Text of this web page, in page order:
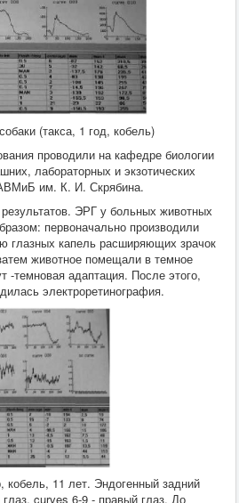
(такса, 1 год, кобель)
проводили на кафедре биологии
лабораторных и экзотических
им. К. И. Скрябина.
ЭРГ у больных животных
первоначально производили
глазных капель расширяющих зрачок
животное помещали в темное
-темновая адаптация. После этого,
электроретинография.
11 лет. Эндогенный задний
curves 6-9 - правый глаз. До